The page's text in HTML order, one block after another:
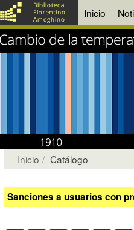
Inicio
Inicio Catálogo
Sanciones a usuarios con